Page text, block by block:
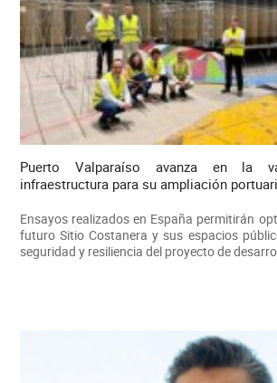
Puerto Valparaíso avanza en la
infraestructura para su ampliación
Ensayos realizados en España permitirán
futuro Sitio Costanera y sus espacios
seguridad y resiliencia del proyecto de